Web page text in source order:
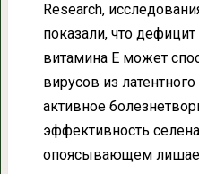
Research,
показали, что
витамина Е может
вирусов из
активное
эффективность
опоясывающем